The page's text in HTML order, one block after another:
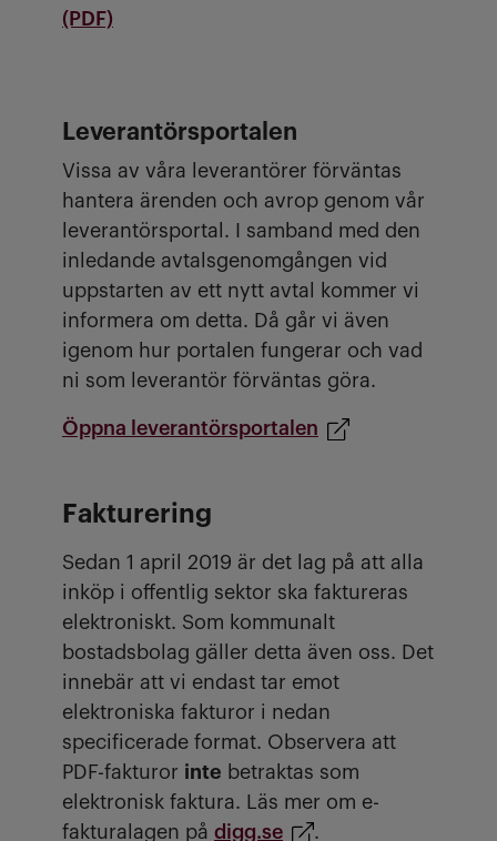
(PDF)
Leverantörsportalen
Vissa av våra leverantörer förväntas
hantera ärenden och avrop genom vår
leverantörsportal. I samband med den
inledande avtalsgenomgången vid
uppstarten av ett nytt avtal kommer vi
informera om detta. Då går vi även
igenom hur portalen fungerar och vad
ni som leverantör förväntas göra.
Öppna leverantörsportalen
Fakturering
Sedan 1 april 2019 är det lag på att alla
inköp i offentlig sektor ska faktureras
elektroniskt. Som kommunalt
bostadsbolag gäller detta även oss. Det
innebär att vi endast tar emot
elektroniska fakturor i nedan
specificerade format. Observera att
PDF-fakturor inte betraktas som
elektronisk faktura. Läs mer om e-
fakturalagen på digg.se .